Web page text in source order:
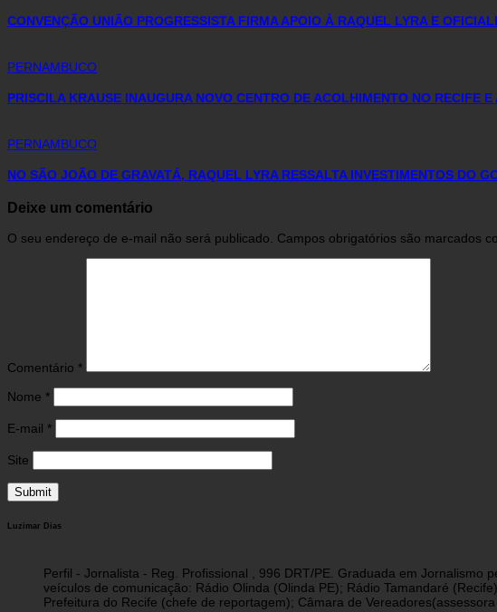
CONVENÇÃO UNIÃO PROGRESSISTA FIRMA APOIO À RAQUEL LYRA E
PERNAMBUCO
PRISCILA KRAUSE INAUGURA NOVO CENTRO DE ACOLHIMENTO NO RECIFE
PERNAMBUCO
NO SÃO JOÃO DE GRAVATÁ, RAQUEL LYRA RESSALTA INVESTIMENTOS DO
Deixe um comentário
O seu endereço de e-mail não será publicado. Campos obrigatórios são marcados
Comentário *
Nome *
E-mail *
Site
Luzimar Dias
Perfil - Jornalista - Reg. Profissional , 996 DRT/PE. Graduada em Jornalismo
veículos de comunicação: Rádio Olinda (Olinda PE); Rádio Tamandaré
Prefeitura do Recife (chefe de reportagem); Câmara de